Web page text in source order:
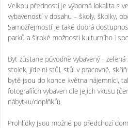
Velkou předností je výborná lokalita s
vybaveností v dosahu – školy, školky,
Samozřejmostí je také dobrá
parků a široké možnosti kulturního i
Byt zůstane původně vybavený -
stolek, jídelní stůl, stůl v pracovně,
bytě jsou do konce května nájemníci,
fotografiích vybaven dle jejich vkusu
nábytku/doplňků).
Prohlídky jsou možné po předchozí